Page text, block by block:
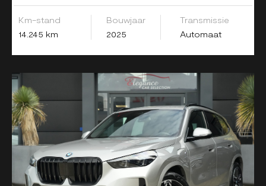
Km-stand
14.245 km
Bouwjaar
2025
Transmissie
Automaat